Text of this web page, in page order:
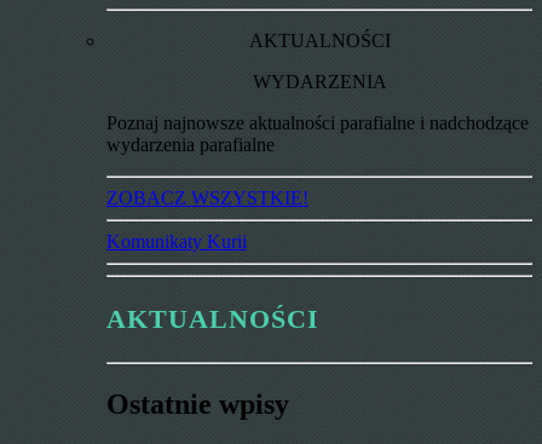
AKTUALNOŚCI
WYDARZENIA
Poznaj najnowsze aktualności parafialne i nadchodzące
wydarzenia parafialne
ZOBACZ WSZYSTKIE!
Komunikaty Kurii
AKTUALNOŚCI
Ostatnie wpisy